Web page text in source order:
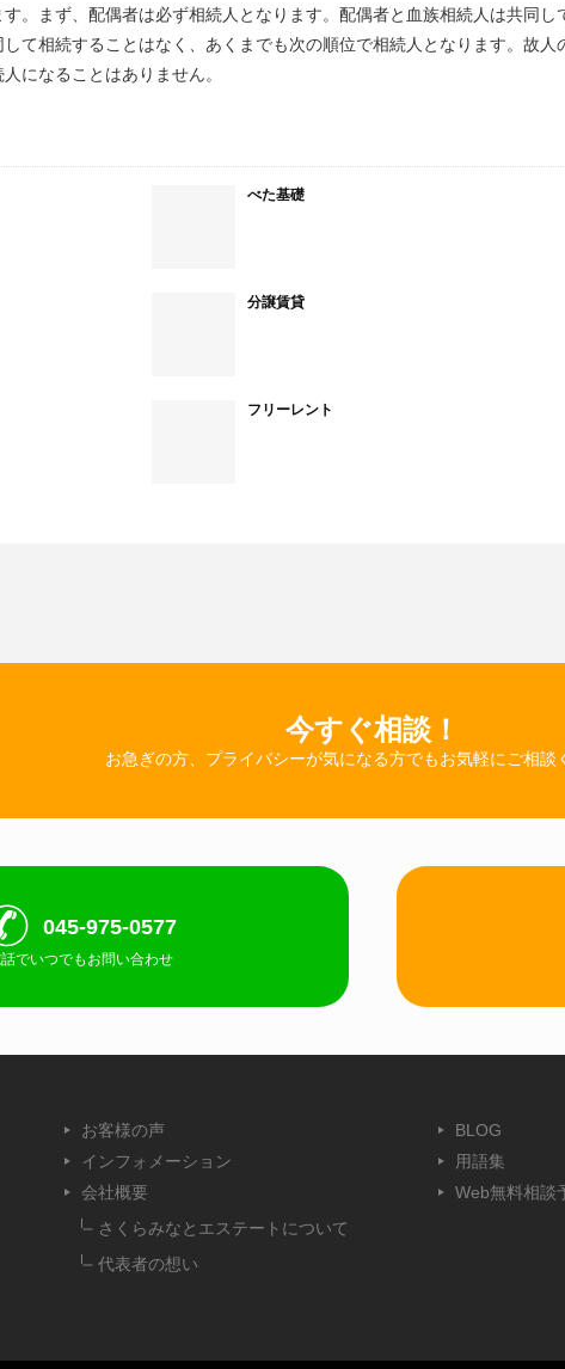
。まず、配偶者は必ず相続人となります。配偶者と血族相続人は共同し
て相続することはなく、あくまでも次の順位で相続人となります。故人
になることはありません。
べた基礎
分譲賃貸
フリーレント
今すぐ相談！
お急ぎの方、プライバシーが気になる方でもお気軽にご相談
045-975-0577
でいつでもお問い合わせ
お客様の声
BLOG
インフォメーション
用語集
会社概要
さくらみなとエステートについて
代表者の想い
Web無料相談